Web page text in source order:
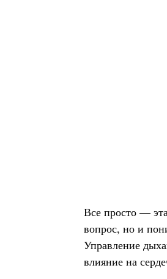
Все просто —
вопрос, но и
Управление
влияние на